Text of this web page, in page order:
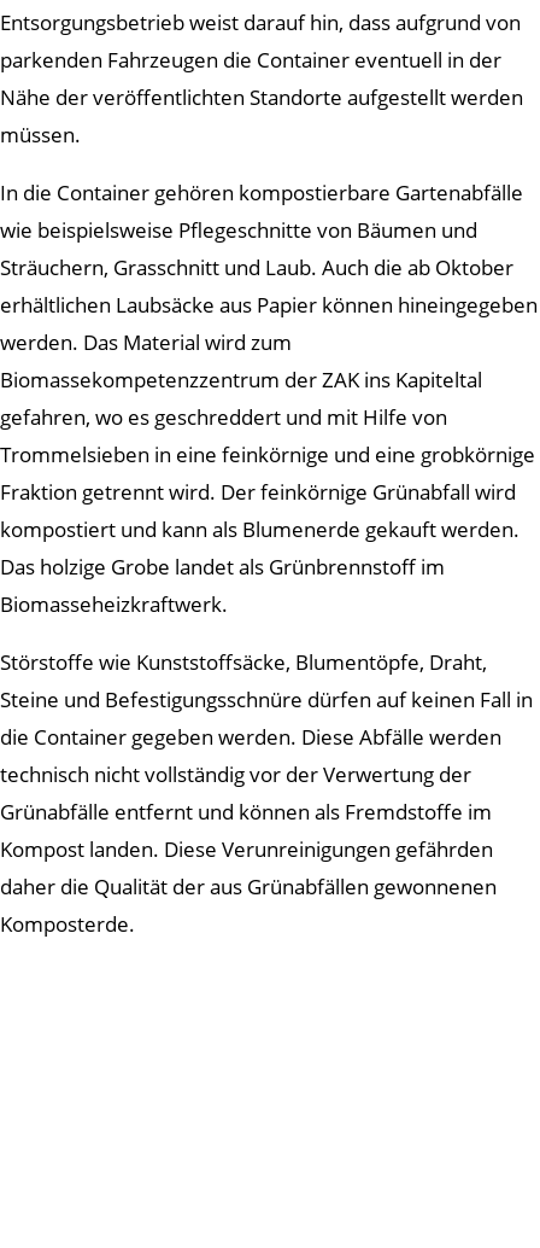
Entsorgungsbetrieb weist darauf hin, dass aufgrund von
parkenden Fahrzeugen die Container eventuell in der
Nähe der veröffentlichten Standorte aufgestellt werden
müssen.
In die Container gehören kompostierbare Gartenabfälle
wie beispielsweise Pflegeschnitte von Bäumen und
Sträuchern, Grasschnitt und Laub. Auch die ab Oktober
erhältlichen Laubsäcke aus Papier können hineingegeben
werden. Das Material wird zum
Biomassekompetenzzentrum der ZAK ins Kapiteltal
gefahren, wo es geschreddert und mit Hilfe von
Trommelsieben in eine feinkörnige und eine grobkörnige
Fraktion getrennt wird. Der feinkörnige Grünabfall wird
kompostiert und kann als Blumenerde gekauft werden.
Das holzige Grobe landet als Grünbrennstoff im
Biomasseheizkraftwerk.
Störstoffe wie Kunststoffsäcke, Blumentöpfe, Draht,
Steine und Befestigungsschnüre dürfen auf keinen Fall in
die Container gegeben werden. Diese Abfälle werden
technisch nicht vollständig vor der Verwertung der
Grünabfälle entfernt und können als Fremdstoffe im
Kompost landen. Diese Verunreinigungen gefährden
daher die Qualität der aus Grünabfällen gewonnenen
Komposterde.